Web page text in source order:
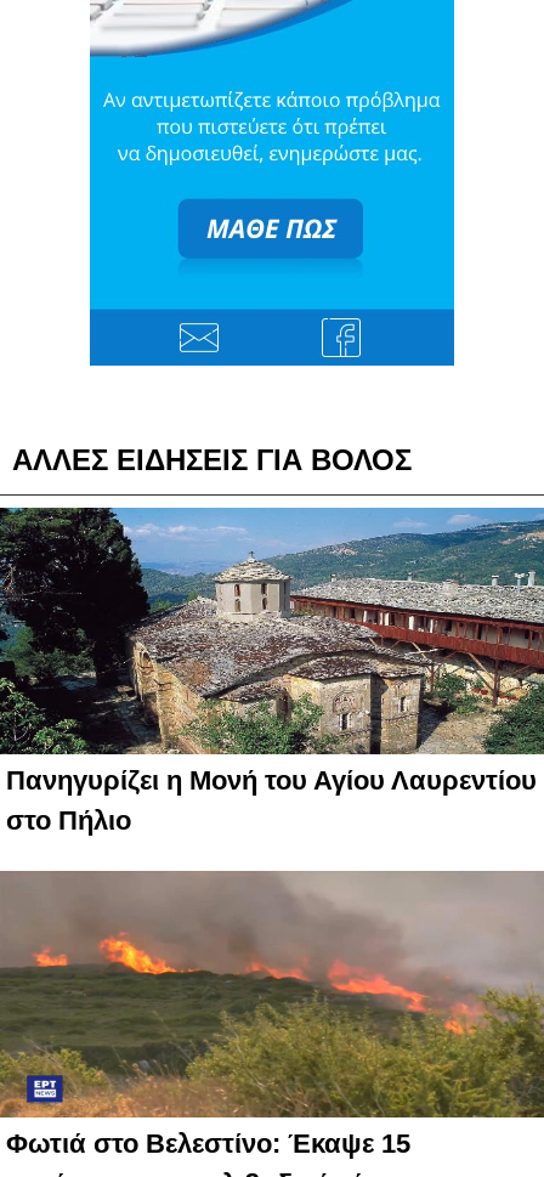
ΑΛΛΕΣ ΕΙΔΗΣΕΙΣ ΓΙΑ ΒΟΛΟΣ
Πανηγυρίζει η Μονή του Αγίου Λαυρεντίου
στο Πήλιο
Φωτιά στο Βελεστίνο: Έκαψε 15